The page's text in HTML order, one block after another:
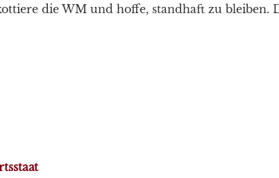
die WM und hoffe, standhaft zu bleiben.